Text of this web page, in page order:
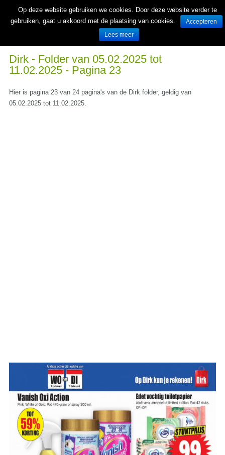
Wekelijks nieuwe folders van Nederlandse supermarkten en winkels
Dirk - Folder van 05.02.2025 tot
11.02.2025 - Pagina 23
Hier is pagina 23 van 24 pagina's van de Dirk folder, geldig van
05.02.2025 tot 11.02.2025.
Op deze website gebruiken we cookies. Door deze website verder te
gebruiken, gaat u akkoord met de plaatsing van cookies.
Accepteren
Lees meer